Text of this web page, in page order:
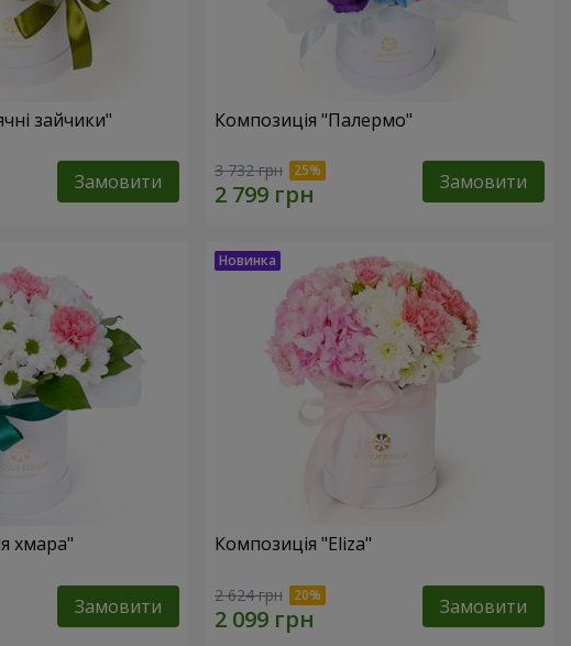
зайчики"
Замовити
Композиція "Палермо"
3 732 грн Замовити
хмара"
Замовити
Композиція "Eliza"
2 624 грн Замовити